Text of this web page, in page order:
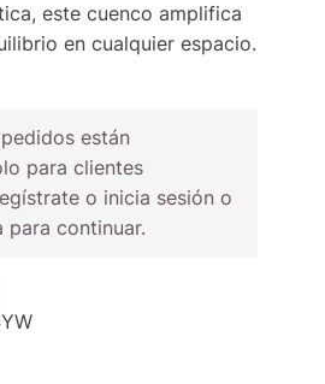
este cuenco amplifica
en cualquier espacio.
están
para clientes
o inicia sesión o
para continuar.